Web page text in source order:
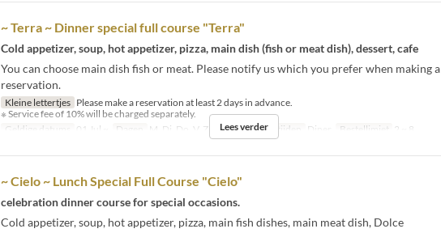
~ Terra ~ Dinner special full course "Terra"
Cold appetizer, soup, hot appetizer, pizza, main dish (fish or meat dish), dessert, cafe
You can choose main dish fish or meat. Please notify us which you prefer when making a
reservation.
Kleine lettertjes Please make a reservation at least 2 days in advance.
※ Service fee of 10% will be charged separately.
Geldige datums
01 Jul ~ Dagen M, Di, Do, V, Za, Zo, Vak Maaltijden Diner Bestellimiet 2 ~ 8
Lees verder
~ Cielo ~ Lunch Special Full Course "Cielo"
celebration dinner course for special occasions.
Cold appetizer, soup, hot appetizer, pizza, main fish dishes, main meat dish, Dolce